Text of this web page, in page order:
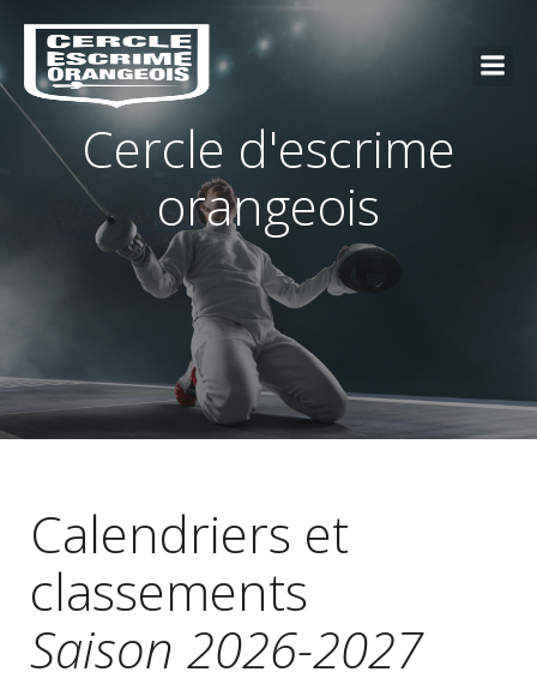
Cercle d'escrime
orangeois
Calendriers et
classements
Saison 2026-2027